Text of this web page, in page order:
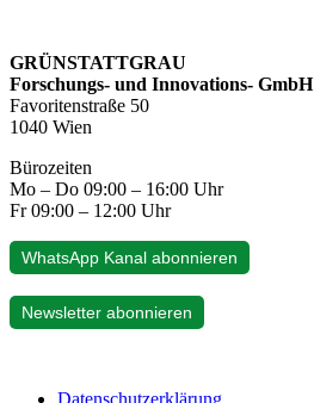
GRÜNSTATTGRAU
Forschungs- und Innovations- GmbH
Favoritenstraße 50
1040 Wien
Bürozeiten
Mo – Do 09:00 – 16:00 Uhr
Fr 09:00 – 12:00 Uhr
WhatsApp Kanal abonnieren
Newsletter abonnieren
Datenschutzerklärung